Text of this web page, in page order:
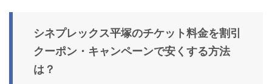
シネプレックス平塚のチケット料金を割引
クーポン・キャンペーンで安くする方法
は？